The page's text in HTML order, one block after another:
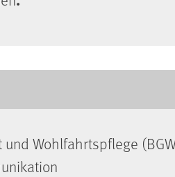
Wohlfahrtspflege